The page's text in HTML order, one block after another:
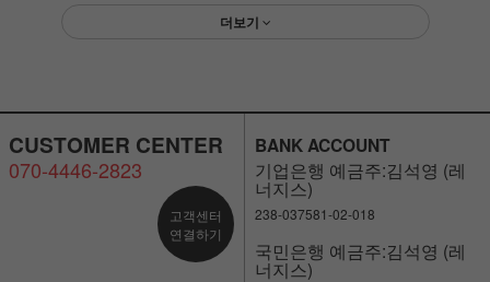
더보기
CUSTOMER CENTER
070-4446-2823
고객센터
연결하기
BANK ACCOUNT
기업은행 예금주:김석영 (레
너지스)
238-037581-02-018
국민은행 예금주:김석영 (레
너지스)